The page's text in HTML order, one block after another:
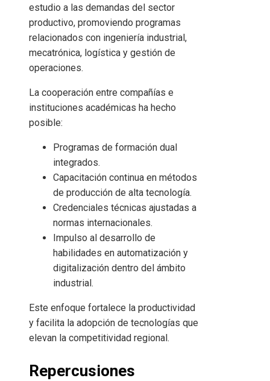
estudio a las demandas del sector
productivo, promoviendo programas
relacionados con ingeniería industrial,
mecatrónica, logística y gestión de
operaciones.
La cooperación entre compañías e
instituciones académicas ha hecho
posible:
Programas de formación dual
integrados.
Capacitación continua en métodos
de producción de alta tecnología.
Credenciales técnicas ajustadas a
normas internacionales.
Impulso al desarrollo de
habilidades en automatización y
digitalización dentro del ámbito
industrial.
Este enfoque fortalece la productividad
y facilita la adopción de tecnologías que
elevan la competitividad regional.
Repercusiones